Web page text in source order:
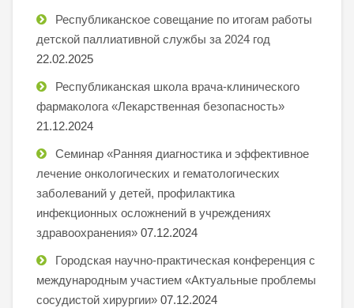
Республиканское совещание по итогам работы
детской паллиативной службы за 2024 год
22.02.2025
Республиканская школа врача-клинического
фармаколога «Лекарственная безопасность»
21.12.2024
Семинар «Ранняя диагностика и эффективное
лечение онкологических и гематологических
заболеваний у детей, профилактика
инфекционных осложнений в учреждениях
здравоохранения» 07.12.2024
Городская научно-практическая конференция с
международным участием «Актуальные проблемы
сосудистой хирургии» 07.12.2024